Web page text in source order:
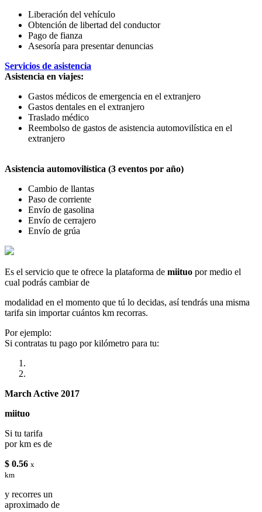
Liberación del vehículo
Obtención de libertad del conductor
Pago de fianza
Asesoría para presentar denuncias
Servicios de asistencia
Asistencia en viajes:
Gastos médicos de emergencia en el extranjero
Gastos dentales en el extranjero
Traslado médico
Reembolso de gastos de asistencia automovilística en el
extranjero
Asistencia automovilística (3 eventos por año)
Cambio de llantas
Paso de corriente
Envío de gasolina
Envío de cerrajero
Envío de grúa
Es el servicio que te ofrece la plataforma de miituo por medio el
cual podrás cambiar de
modalidad en el momento que tú lo decidas, así tendrás una misma
tarifa sin importar cuántos km recorras.
Por ejemplo:
Si contratas tu pago por kilómetro para tu:
March Active 2017
miituo
Si tu tarifa
por km es de
$ 0.56 x
km
y recorres un
aproximado de